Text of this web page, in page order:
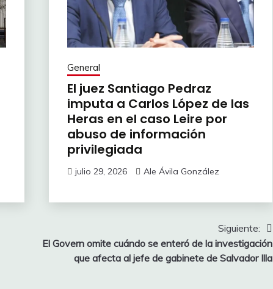
General
El juez Santiago Pedraz
imputa a Carlos López de las
Heras en el caso Leire por
abuso de información
privilegiada
julio 29, 2026 Ale Ávila González
Siguiente:
El Govern omite cuándo se enteró de la investigación
que afecta al jefe de gabinete de Salvador Illa